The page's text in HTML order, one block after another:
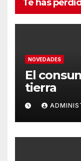
Te has
NOVEDADES
El
tierra